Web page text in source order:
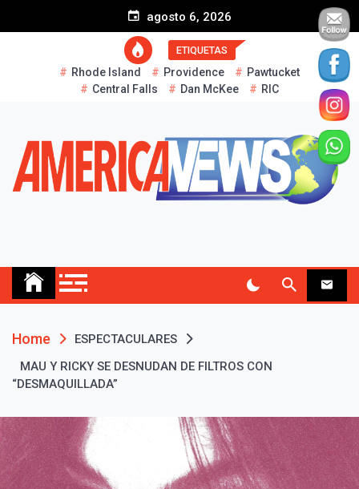
agosto 6, 2026
ETIQUETAS
Rhode Island Providence
Pawtucket
Central Falls
Dan McKee RIC
Home
ESPECTACULARES
MAU Y RICKY SE DESNUDAN DE FILTROS CON
“DESMAQUILLADA”